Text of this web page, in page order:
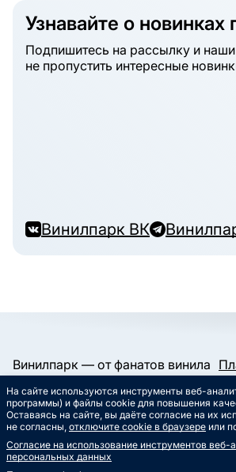
Узнавайте о
Подпишитесь на рассылку и
не пропустить интересные
Винилпарк ВК
Винилпарк — от фанатов винила
и для фанатов винила.
Работаем с 2019 года.
info@vinylpark.ru
8 800 301-64-48
Звонок бесплатный
На сайте используются инструменты веб-
программы) и файлы cookie для повышения
Оставаясь на сайте, вы даёте согласие на их
не согласны, отключите cookie в браузере или
Согласие на использование инструментов веб-
персональных данных